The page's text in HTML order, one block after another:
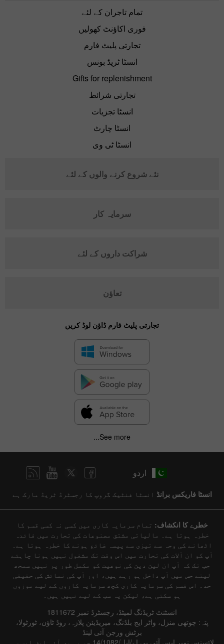
تمام تاجران کے لئے
فوری اکاؤنٹ کھولیں
تجارتی پلیٹ فارم
انسٹا ٹریڈ بونس
Gifts for replenishment
تجارتی شرائط
انسٹا تجزیات
انسٹا چارٹ
انسٹا ٹی وی
نئے شروع کرنے والوں کے لئے
سرمایہ کار
شراکت داروں کے لئے
تعاؤن
تجارتی پلیٹ فارم ڈاؤن لوڈ کریں
See more...
اردو
انسٹا فاریکس برانڈ انسٹا فنٹیک گروپ کا رجسٹرڈ ٹریڈ مارک ہے
خطرے کا انکشاف: تمام سرمایہ کاری میں کسی نہ کسی قسم کا
خطرہ ہوتا ہے۔ مالیاتی مشتق مصنوعات کی تجارت میں فائدہ
اٹھانے کی وجہ سے تیزی سے پیسہ ضائع ہونے کا خطرہ ہوتا ہے۔
آپ کو ان آلات کی تجارت میں اس وقت تک مشغول نہیں ہونا چاہئے
جب تک کہ آپ ان لین دین کی نوعیت کو مکمل طور پر نہیں سمجھ
لیتے جس میں آپ داخل ہو رہے ہیں، اور آپ کی نمائش کی حقیقی
حد۔ اس قسم کی سرمایہ کاری کچھ سرمایہ کاروں کے لیے موزوں
ہو سکتی ہے، لیکن یہ سب کے لیے نہیں ہیں۔
انسٹنٹ ٹریڈنگ لمیٹڈ، رجسٹرڈ نمبر 1811672
پتہ: چوتھی منزل، واٹر ایج بلڈنگ، میریڈیئن پلازہ، روڈ ٹاؤن، ٹورٹولا،
برٹش ورجن آئی لینڈ
لائسنس نمبر ایس آئی بی اے/ایل/14/1082 جو بی وی آئی ایف ایس سی